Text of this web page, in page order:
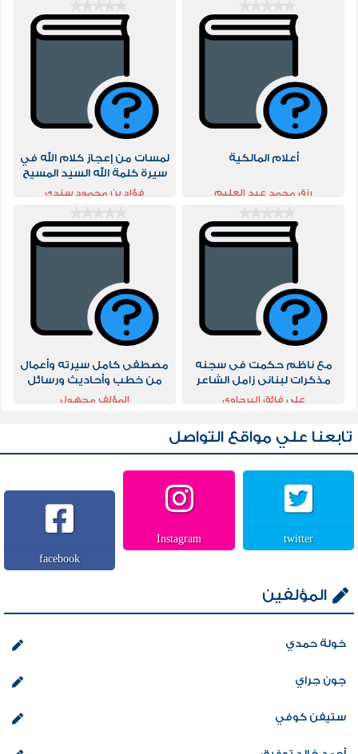
أعلام المالكية
رزق محمد عبد العليم
لمسات من إعجاز كلام الله في
سيرة كلمة الله السيد المسيح
عيسى ابن مريم علية السلام
فؤاد بن محمود سندي
مع ناظم حكمت فى سجنه
مذكرات لبنانى زامل الشاعر
فى سجن بورصة
على فائق البرجاوى
مصطفى كامل سيرته وأعمال
من خطب وأحاديث ورسائل
الأجزاء من الرابع إلى السادس
المؤلف مجهول
تابعنا علي مواقع التواصل
twitter
Instagram
facebook
المؤلفين
خولة حمدي
جون جراي
ستيفن كوفي